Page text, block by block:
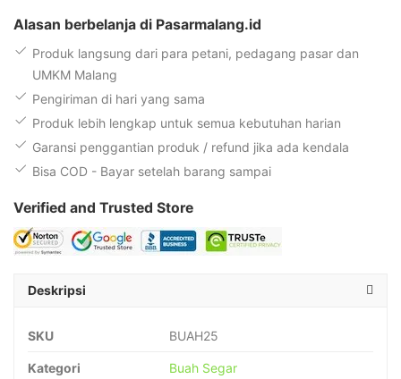
Alasan berbelanja di Pasarmalang.id
Produk langsung dari para petani, pedagang pasar dan
UMKM Malang
Pengiriman di hari yang sama
Produk lebih lengkap untuk semua kebutuhan harian
Garansi penggantian produk / refund jika ada kendala
Bisa COD - Bayar setelah barang sampai
Verified and Trusted Store
Deskripsi
SKU BUAH25
Kategori Buah Segar